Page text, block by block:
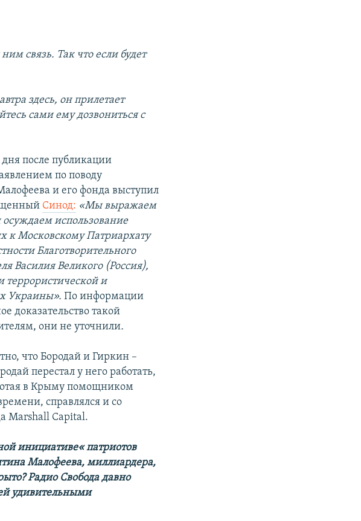
связь. Так что если будет
здесь, он прилетает
сами ему дозвониться с
после публикации
по поводу
и его фонда выступил
Синод: «Мы выражаем
использование
к Московскому Патриархату
Благотворительного
Василия Великого (Россия),
террористической и
Украины».По информации
доказательство такой
они не уточнили.
что Бородай и Гиркин –
перестал у него работать,
в Крыму помощником
справлялся и со
Marshall Capital.
инициативе« патриотов
Малофеева, миллиардера,
Радио Свобода давно
удивительными